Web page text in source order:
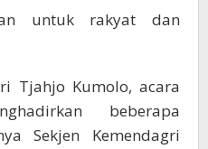
untuk rakyat dan
Tjahjo Kumolo, acara
beberapa
Sekjen Kemendagri